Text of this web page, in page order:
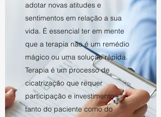
adotar novas atitudes e
sentimentos em relação a sua
vida. É essencial ter em mente
que a terapia não é um remédio
mágico ou uma solução rápida.
Terapia é um processo de
cicatrização que requer
participação e investimento -
tanto do paciente como do